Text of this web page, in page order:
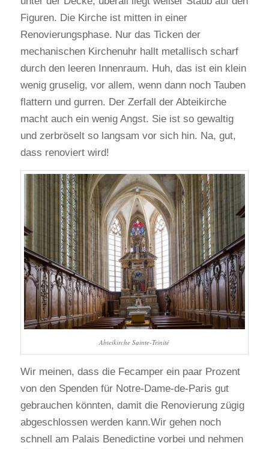
Figuren. Die Kirche ist mitten in einer
Renovierungsphase. Nur das Ticken der
mechanischen Kirchenuhr hallt metallisch scharf
durch den leeren Innenraum. Huh, das ist ein klein
wenig gruselig, vor allem, wenn dann noch Tauben
flattern und gurren. Der Zerfall der Abteikirche
macht auch ein wenig Angst. Sie ist so gewaltig
und zerbröselt so langsam vor sich hin. Na, gut,
dass renoviert wird!
Abteikirche Sainte-Trinité
Wir meinen, dass die Fecamper ein paar Prozent
von den Spenden für Notre-Dame-de-Paris gut
gebrauchen könnten, damit die Renovierung zügig
abgeschlossen werden kann.Wir gehen noch
schnell am Palais Benedictine vorbei und nehmen